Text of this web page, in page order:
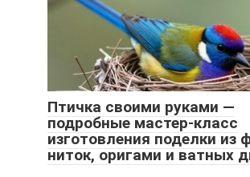
Птичка своими руками —
подробные мастер-класс
изготовления поделки из
ниток, оригами и ватных